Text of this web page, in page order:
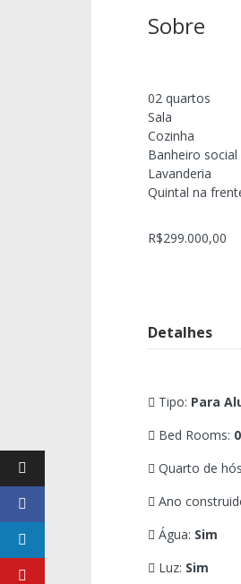
Sobre
02 quartos
Sala
Cozinha
Banheiro social
Lavanderia
Quintal na
R$299.000,00
Detalhes
Tipo: Para
Bed Rooms:
Quarto de
Ano
Água: Sim
Luz: Sim